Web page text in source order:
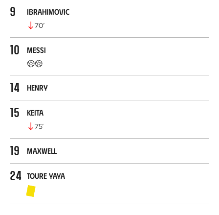
9 Ibrahimovic
70’
10 Messi
14 Henry
15 Keita
75’
19 Maxwell
24 Toure Yaya